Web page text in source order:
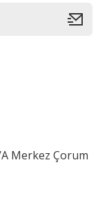
Merkez Çorum